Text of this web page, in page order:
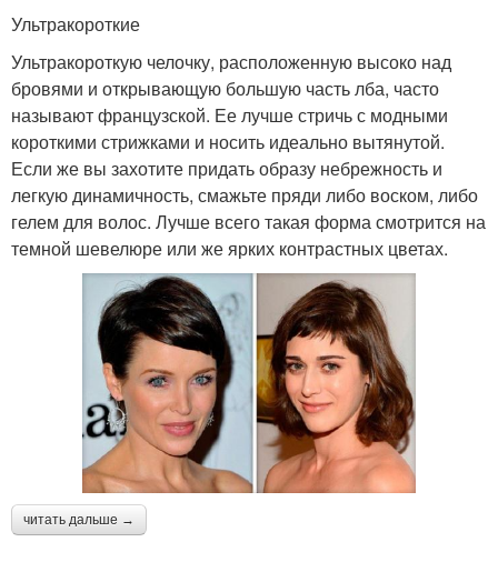
Ультракороткие
Ультракороткую челочку, расположенную высоко над
бровями и открывающую большую часть лба, часто
называют французской. Ее лучше стричь с модными
короткими стрижками и носить идеально вытянутой.
Если же вы захотите придать образу небрежность и
легкую динамичность, смажьте пряди либо воском, либо
гелем для волос. Лучше всего такая форма смотрится на
темной шевелюре или же ярких контрастных цветах.
читать дальше →